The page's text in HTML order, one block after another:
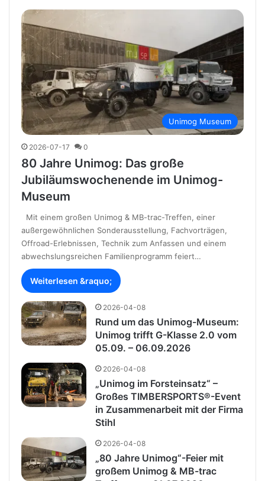
Unimog Museum
2026-07-17 0
80 Jahre Unimog: Das große
Jubiläumswochenende im Unimog-
Museum
Mit einem großen Unimog & MB-trac-Treffen, einer
außergewöhnlichen Sonderausstellung, Fachvorträgen,
Offroad-Erlebnissen, Technik zum Anfassen und einem
abwechslungsreichen Familienprogramm feiert…
Weiterlesen &raquo;
2026-04-08
Rund um das Unimog-Museum:
Unimog trifft G-Klasse 2.0 vom
05.09. – 06.09.2026
2026-04-08
„Unimog im Forsteinsatz“ –
Großes TIMBERSPORTS®-Event
in Zusammenarbeit mit der Firma
Stihl
2026-04-08
„80 Jahre Unimog“-Feier mit
großem Unimog & MB-trac